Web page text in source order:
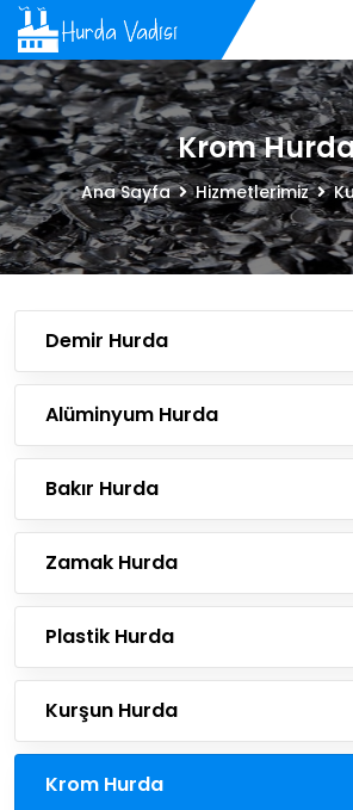
Krom
Ana Sayfa Hizmetlerimiz
Demir Hurda
Alüminyum Hurda
Bakır Hurda
Zamak Hurda
Plastik Hurda
Kurşun Hurda
Krom Hurda